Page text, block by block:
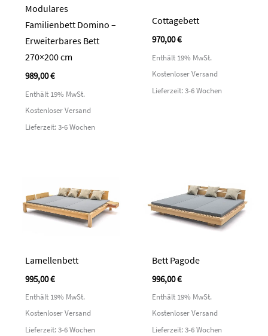
Modulares
Familienbett Domino –
Erweiterbares Bett
270×200 cm
989,00€
Enthält 19% MwSt.
Kostenloser Versand
Lieferzeit: 3-6 Wochen
Cottagebett
970,00€
Enthält 19% MwSt.
Kostenloser Versand
Lieferzeit: 3-6 Wochen
Lamellenbett
995,00€
Enthält 19% MwSt.
Kostenloser Versand
Lieferzeit: 3-6 Wochen
Bett Pagode
996,00€
Enthält 19% MwSt.
Kostenloser Versand
Lieferzeit: 3-6 Wochen